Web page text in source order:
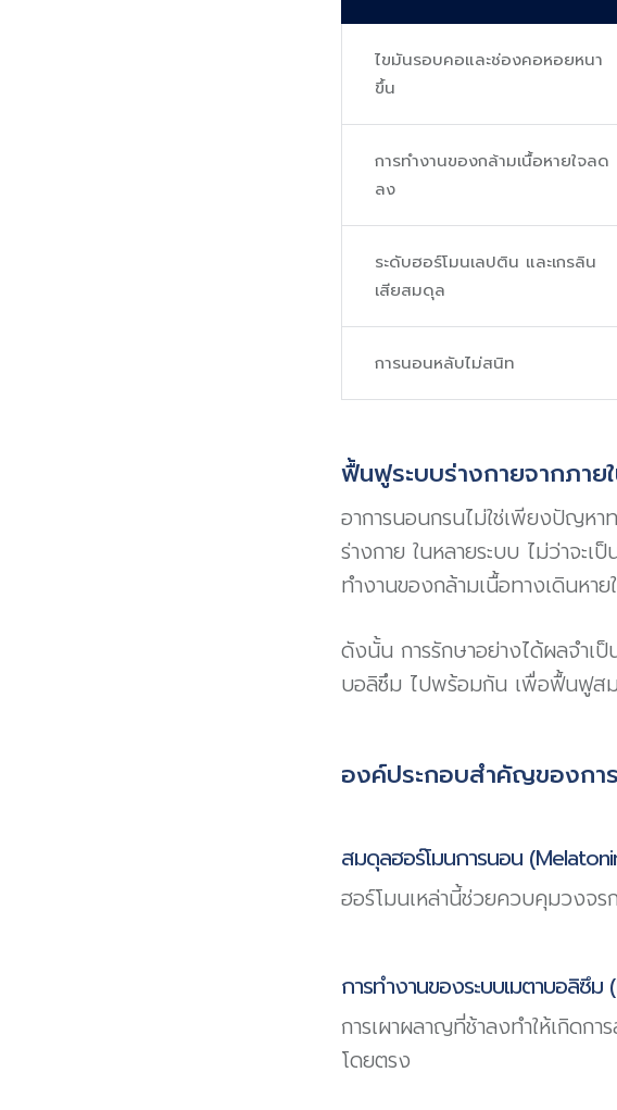
ไขมันรอบคอและช่องคอหอยหนา
ขึ้น
การทำงานของกล้ามเนื้อหายใจลด
ลง
ระดับฮอร์โมนเลปติน และเกรลิน
เสียสมดุล
การนอนหลับไม่สนิท
ฟื้นฟูระบบร่างกายจากภา
อาการนอนกรนไม่ใช่เพียงปัญห
ร่างกาย ในหลายระบบ ไม่ว่าจ
ทำงานของกล้ามเนื้อทางเดินหา
ดังนั้น การรักษาอย่างได้ผลจำเ
บอลิซึม ไปพร้อมกัน เพื่อฟื้นฟูสม
องค์ประกอบสำคัญของกา
สมดุลฮอร์โมนการนอน
ฮอร์โมนเหล่านี้ช่วยควบคุมวงจร
การทำงานของระบบเมตาบอลิซึ
การเผาผลาญที่ช้าลงทำให้เกิดก
โดยตรง